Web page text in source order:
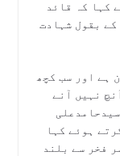
کہا کہ قائد
بقول شہادت
ہے اور سب کچھ
نہیں آنے
ہوئے کہا
فخر سے بلند